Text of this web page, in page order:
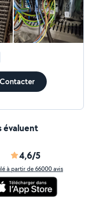
Contacter
évaluent
4,6/5
à partir de 66000 avis